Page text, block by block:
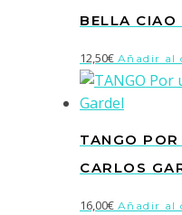
BELLA CIAO
12,50€ Añadir al
TANGO
CARLOS
16,00€ Añadir al